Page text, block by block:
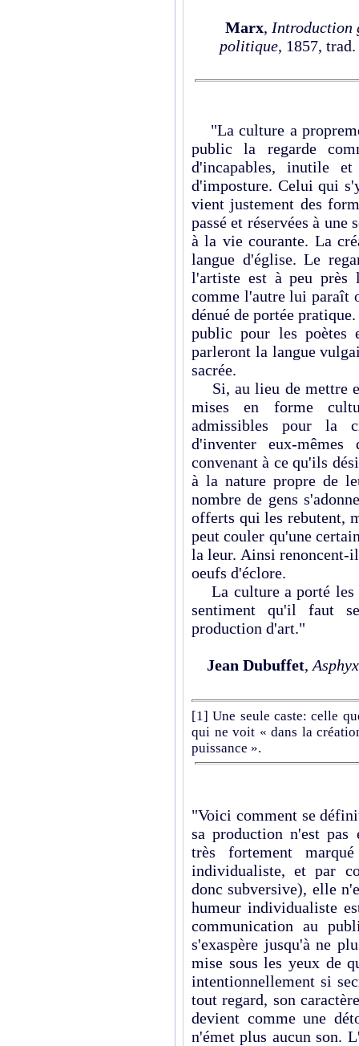
Marx, Introduction
politique, 1857,
"La culture a
public la regarde
d'incapables, inutile
d'imposture. Celui qui
vient justement des
passé et réservées à une
à la vie courante. La
langue d'église. Le
l'artiste est à peu près
comme l'autre lui paraît
dénué de portée
public pour les poètes
parleront la langue
sacrée.
Si, au lieu de mettre
mises en forme
admissibles pour la
d'inventer eux-
convenant à ce qu'ils
à la nature propre de
nombre de gens
offerts qui les rebutent,
peut couler qu'une
la leur. Ainsi renoncent-
oeufs d'éclore.
La culture a porté les
sentiment qu'il faut
production d'art."
Jean Dubuffet,
[1] Une seule caste: celle
qui ne voit « dans la
puissance ».
"Voici comment se
sa production n'est pas
très fortement
individualiste, et par
donc subversive), elle
humeur individualiste
communication au
s'exaspère jusqu'à ne
mise sous les yeux de
intentionnellement si
tout regard, son
devient comme une
n'émet plus aucun son.